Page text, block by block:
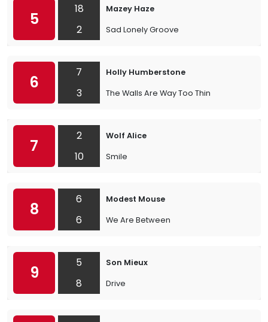
5
18
2
Mazey Haze
Sad Lonely Groove
6
7
3
Holly Humberstone
The Walls Are Way Too Thin
7
2
10
Wolf Alice
Smile
8
6
6
Modest Mouse
We Are Between
9
5
8
Son Mieux
Drive